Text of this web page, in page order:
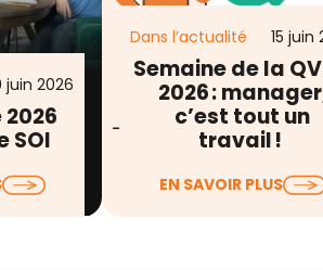
juin 2026
SOI
de
et le
nos
Dans l’actualité 15 juin
Semaine de la
2026 :
c’est tout un
travail !
La Semaine pour la
de Vie et des Conditions
Travail (QVCT)
EN SAVOIR PLUS